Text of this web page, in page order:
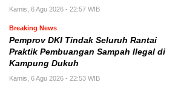
Kamis, 6 Agu 2026 - 22:57 WIB
Breaking News
Pemprov DKI Tindak Seluruh Rantai
Praktik Pembuangan Sampah Ilegal di
Kampung Dukuh
Kamis, 6 Agu 2026 - 22:53 WIB